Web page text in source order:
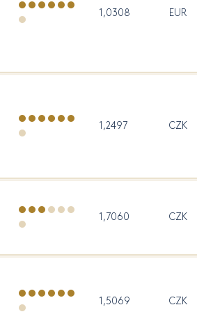
1,0308 EUR
1,2497 CZK
1,7060 CZK
1,5069 CZK